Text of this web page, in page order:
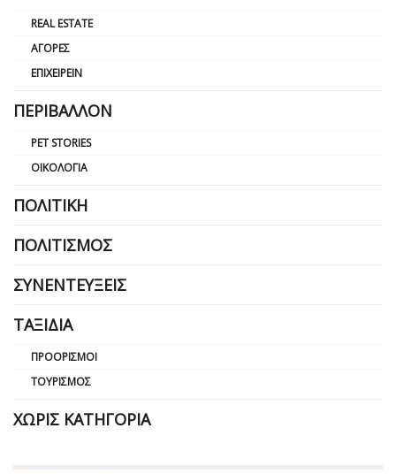
REAL ESTATE
ΑΓΟΡΈΣ
ΕΠΙΧΕΙΡΕΊΝ
ΠΕΡΙΒΆΛΛΟΝ
PET STORIES
ΟΙΚΟΛΟΓΊΑ
ΠΟΛΙΤΙΚΉ
ΠΟΛΙΤΙΣΜΌΣ
ΣΥΝΕΝΤΕΎΞΕΙΣ
ΤΑΞΊΔΙΑ
ΠΡΟΟΡΙΣΜΟΊ
ΤΟΥΡΙΣΜΌΣ
ΧΩΡΊΣ ΚΑΤΗΓΟΡΊΑ